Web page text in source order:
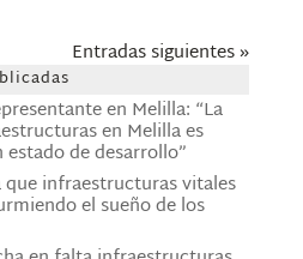
Entradas siguientes »
en Melilla: “La
en Melilla es
de desarrollo”
infraestructuras vitales
el sueño de los